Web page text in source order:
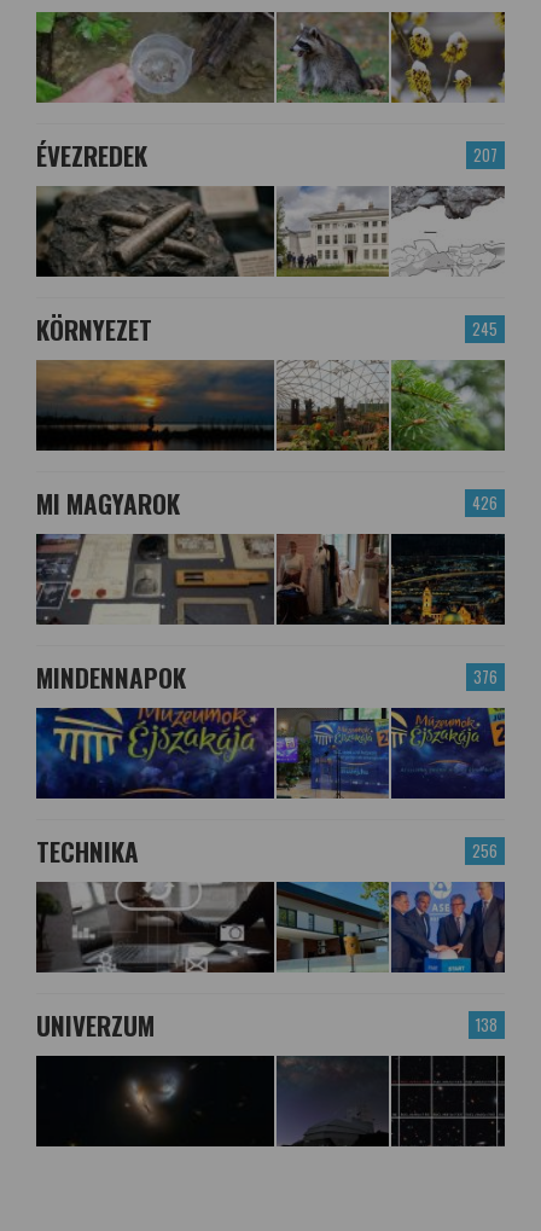
207
ÉVEZREDEK
245
KÖRNYEZET
426
MI MAGYAROK
376
MINDENNAPOK
256
TECHNIKA
138
UNIVERZUM